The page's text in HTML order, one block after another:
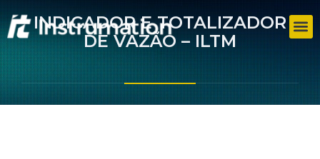
INDICADOR E TOTALIZADOR
DE VAZÃO – ILTM